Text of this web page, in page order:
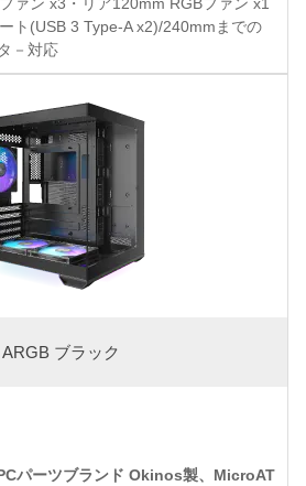
ト(USB 3 Type-A x2)/240mmまでの
－対応
ブラック
パーツブランド Okinos製、MicroAT